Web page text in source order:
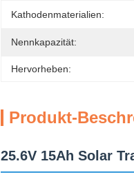
Kathodenmaterialien:
Nennkapazität:
Hervorheben:
Produkt-
25.6V 15Ah Solar